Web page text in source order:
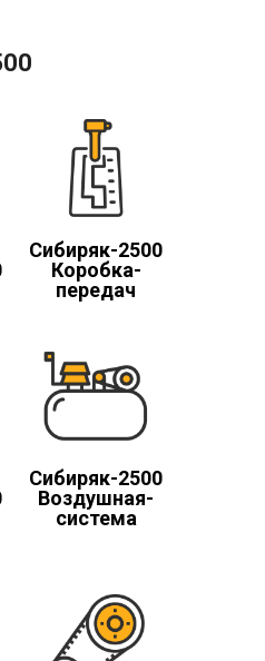
Cибиряк-2500
Коробка-
передач
Cибиряк-2500
Воздушная-
система